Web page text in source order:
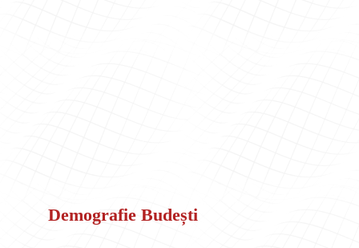
Demografie Budești